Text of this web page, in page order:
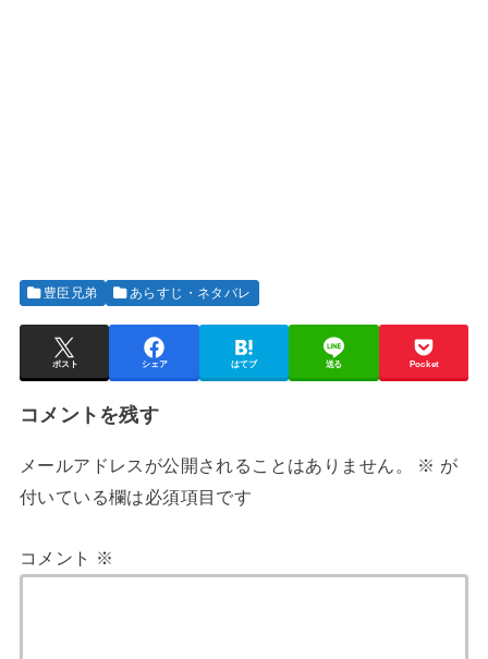
豊臣兄弟 あらすじ・ネタバレ
ポスト シェア はてブ 送る Pocket
コメントを残す
メールアドレスが公開されることはありません。 ※ が
付いている欄は必須項目です
コメント ※